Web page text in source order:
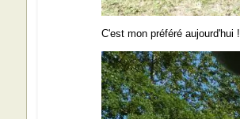
C'est mon préféré aujourd'hui !